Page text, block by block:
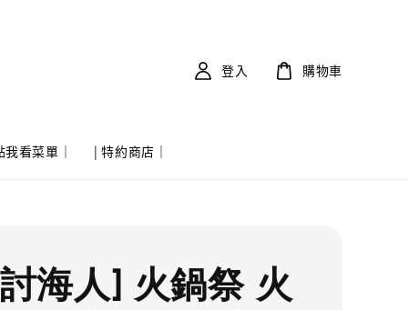
我看菜單｜ | 特約商店｜
登入 購物車
海人] 火鍋祭 火